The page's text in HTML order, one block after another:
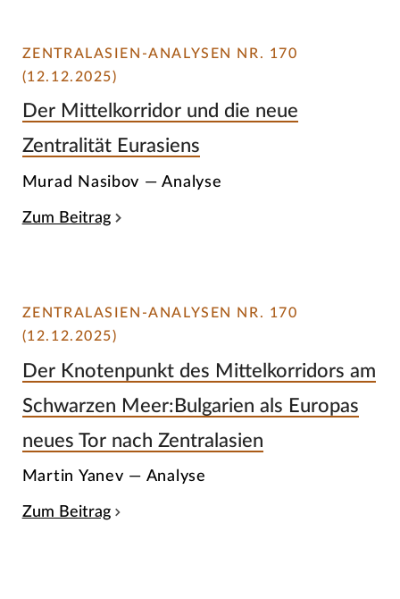
ZENTRALASIEN-ANALYSEN NR. 170
(12.12.2025)
Der Mittelkorridor und die neue
Zentralität Eurasiens
Murad Nasibov — Analyse
Zum Beitrag
ZENTRALASIEN-ANALYSEN NR. 170
(12.12.2025)
Der Knotenpunkt des Mittelkorridors am
Schwarzen Meer:Bulgarien als Europas
neues Tor nach Zentralasien
Martin Yanev — Analyse
Zum Beitrag